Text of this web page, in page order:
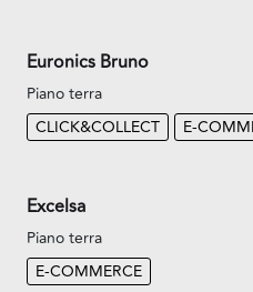
Euronics Bruno
Piano terra
CLICK&COLLECT
E-
Excelsa
Piano terra
E-COMMERCE